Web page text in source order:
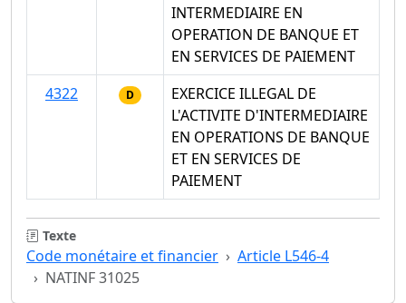
INTERMEDIAIRE EN
OPERATION DE BANQUE ET
EN SERVICES DE PAIEMENT
4322
D
EXERCICE ILLEGAL DE
L'ACTIVITE D'INTERMEDIAIRE
EN OPERATIONS DE BANQUE
ET EN SERVICES DE
PAIEMENT
Texte
Code monétaire et financier
Article L546-4
NATINF 31025